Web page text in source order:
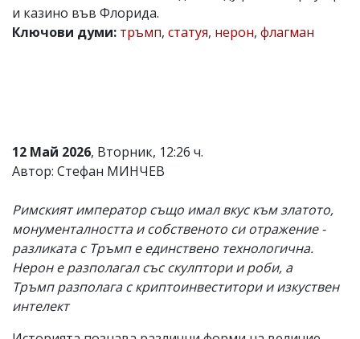
Коментарите
под
не
отговорност
тях!
откриете
обиден
за
коментар,
моля
ни!
и казино във Флорида.
Ключови думи: тръмп, статуя, нерон, флагман
12 Май 2026, Вторник, 12:26 ч.
Автор: Стефан МИНЧЕВ
Римският император също имал вкус към златото,
монументалността и собственото си отражение -
разликата с Тръмп е единствено технологична.
Нерон е разполагал със скулптори и роби, а
Тръмп разполага с криптоинвеститори и изкуствен
интелект